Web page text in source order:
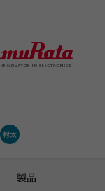
村太
製品